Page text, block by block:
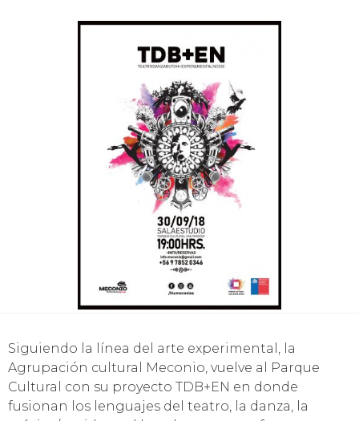
Siguiendo la línea del arte experimental, la
Agrupación cultural Meconio, vuelve al Parque
Cultural con su proyecto TDB+EN en donde
fusionan los lenguajes del teatro, la danza, la